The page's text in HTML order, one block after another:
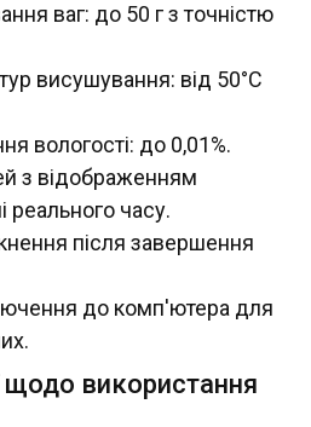
ваг: до 50 г з точністю
висушування: від 50°C
вологості: до 0,01%.
з відображенням
реального часу.
після завершення
до комп'ютера для
щодо використання